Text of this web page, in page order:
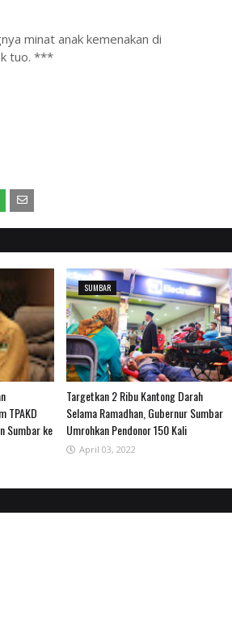
minat anak kemenakan di
tuo. ***
TPAKD
Sumbar ke
SUMBAR
Targetkan 2 Ribu Kantong Darah
Selama Ramadhan, Gubernur Sumbar
Umrohkan Pendonor 150 Kali
April 03, 2022